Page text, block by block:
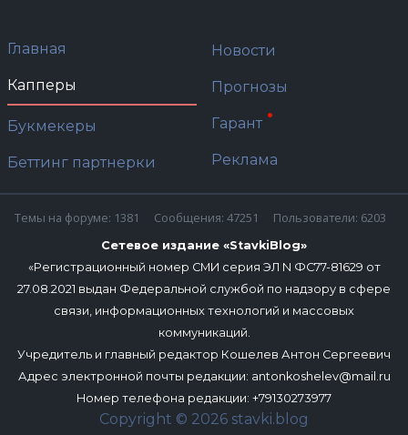
Главная
Капперы
Букмекеры
Беттинг партнерки
Новости
Прогнозы
Гарант
Реклама
Сетевое издание «StavkiBlog»
«Регистрационный номер СМИ серия ЭЛ N ФС77-81629 от
27.08.2021 выдан Федеральной службой по надзору в сфере
связи, информационных технологий и массовых
коммуникаций.
Учредитель и главный редактор Кошелев Антон Сергеевич
Адрес электронной почты редакции: antonkoshelev@mail.ru
Номер телефона редакции: +79130273977
Copyright © 2026 stavki.blog
Темы на форуме: 1381 Сообщения: 47251 Пользователи: 6203